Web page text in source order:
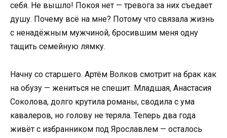
себя. Не вышло! Покоя нет — тревога за них съедает
душу. Почему всё на мне? Потому что связала жизнь
с ненадёжным мужчиной, бросившим меня одну
тащить семейную лямку.
Начну со старшего. Артём Волков смотрит на брак как
на обузу — жениться не спешит. Младшая, Анастасия
Соколова, долго крутила романы, сводила с ума
кавалеров, но голову не теряла. Теперь два года
живёт с избранником под Ярославлем — осталось